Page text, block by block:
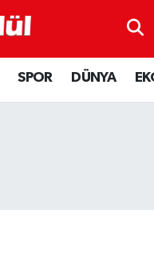
SPOR DÜNYA